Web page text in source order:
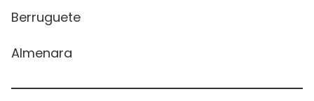
Berruguete
Almenara